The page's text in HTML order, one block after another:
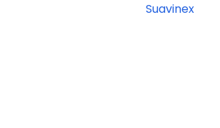
Suavinex